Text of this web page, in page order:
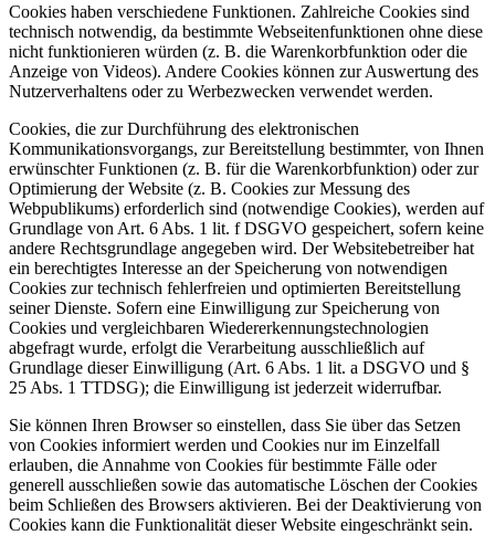
Cookies haben verschiedene Funktionen. Zahlreiche Cookies sind
technisch notwendig, da bestimmte Webseitenfunktionen ohne diese
nicht funktionieren würden (z. B. die Warenkorbfunktion oder die
Anzeige von Videos). Andere Cookies können zur Auswertung des
Nutzerverhaltens oder zu Werbezwecken verwendet werden.
Cookies, die zur Durchführung des elektronischen
Kommunikationsvorgangs, zur Bereitstellung bestimmter, von Ihnen
erwünschter Funktionen (z. B. für die Warenkorbfunktion) oder zur
Optimierung der Website (z. B. Cookies zur Messung des
Webpublikums) erforderlich sind (notwendige Cookies), werden auf
Grundlage von Art. 6 Abs. 1 lit. f DSGVO gespeichert, sofern keine
andere Rechtsgrundlage angegeben wird. Der Websitebetreiber hat
ein berechtigtes Interesse an der Speicherung von notwendigen
Cookies zur technisch fehlerfreien und optimierten Bereitstellung
seiner Dienste. Sofern eine Einwilligung zur Speicherung von
Cookies und vergleichbaren Wiedererkennungstechnologien
abgefragt wurde, erfolgt die Verarbeitung ausschließlich auf
Grundlage dieser Einwilligung (Art. 6 Abs. 1 lit. a DSGVO und §
25 Abs. 1 TTDSG); die Einwilligung ist jederzeit widerrufbar.
Sie können Ihren Browser so einstellen, dass Sie über das Setzen
von Cookies informiert werden und Cookies nur im Einzelfall
erlauben, die Annahme von Cookies für bestimmte Fälle oder
generell ausschließen sowie das automatische Löschen der Cookies
beim Schließen des Browsers aktivieren. Bei der Deaktivierung von
Cookies kann die Funktionalität dieser Website eingeschränkt sein.